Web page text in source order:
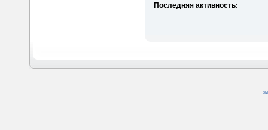
Последняя активность: